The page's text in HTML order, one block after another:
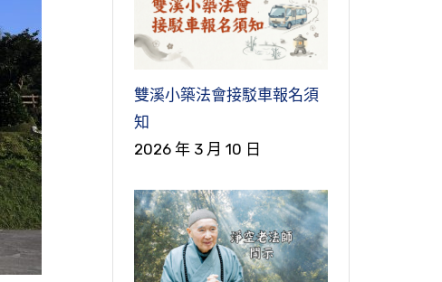
雙溪小築法會接駁車報名須
知
2026 年 3 月 10 日